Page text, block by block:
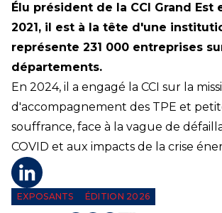
Élu président de la CCI Grand Est
2021, il est à la tête d'une
représente 231 000 entreprises
départements.
En 2024, il a engagé la CCI sur la
d'accompagnement des TPE et
souffrance, face à la vague de
COVID et aux impacts de la crise
Profil LinkedIn
EXPOSANTS ÉDITION 2026